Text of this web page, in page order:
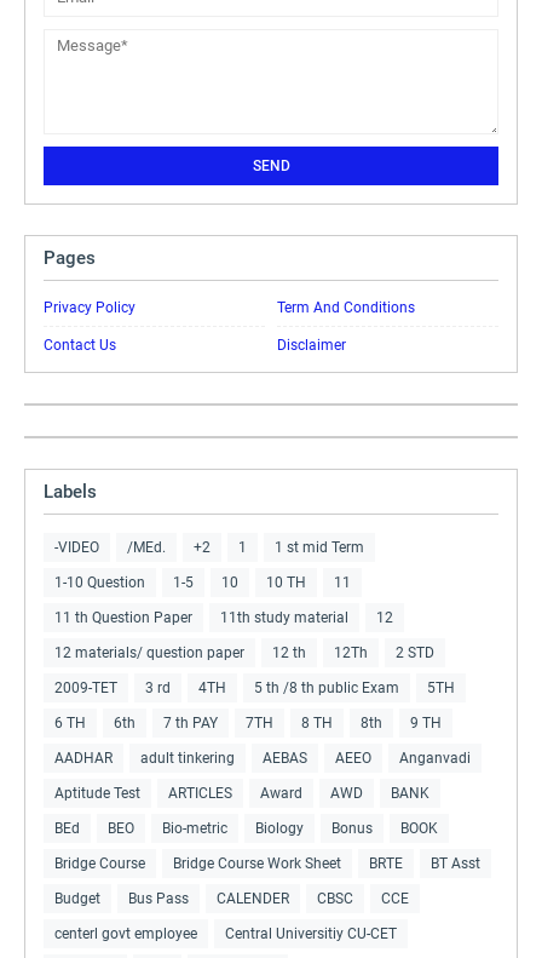
Pages
Privacy Policy Term And Conditions
Contact Us Disclaimer
Labels
-VIDEO /MEd. +2 1 1 st mid Term
1-10 Question 1-5 10 10 TH 11
11 th Question Paper 11th study material 12
12 materials/ question paper 12 th 12Th 2 STD
2009-TET 3 rd 4TH 5 th /8 th public Exam 5TH
6 TH 6th 7 th PAY 7TH 8 TH 8th 9 TH
AADHAR adult tinkering AEBAS AEEO Anganvadi
Aptitude Test ARTICLES Award AWD BANK
BEd BEO Bio-metric Biology Bonus BOOK
Bridge Course Bridge Course Work Sheet BRTE BT Asst
Budget Bus Pass CALENDER CBSC CCE
centerl govt employee Central Universitiy CU-CET